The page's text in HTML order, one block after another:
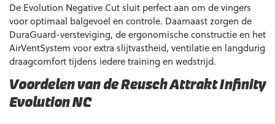
De Evolution Negative Cut sluit perfect aan om de vingers
voor optimaal balgevoel en controle. Daarnaast zorgen de
DuraGuard-versteviging, de ergonomische constructie en het
AirVentSystem voor extra slijtvastheid, ventilatie en langdurig
draagcomfort tijdens iedere training en wedstrijd.
Voordelen van de Reusch Attrakt Infinity
Evolution NC